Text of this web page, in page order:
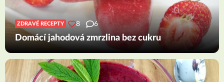
ZDRAVÉ RECEPTY 8 6
Domácí jahodová zmrzlina bez cukru